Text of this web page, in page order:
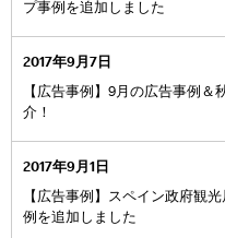
プ事例を追加しました
2017年9月7日
【広告事例】9月の広告事例＆
介！
2017年9月1日
【広告事例】スペイン政府観
例を追加しました